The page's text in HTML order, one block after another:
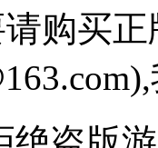
购买